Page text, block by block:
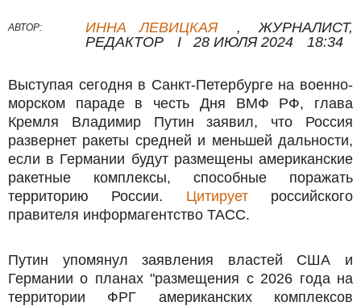
АВТОР: ИННА ЛЕВИЦКАЯ ,
ЖУРНАЛИСТ,
РЕДАКТОР
I 28 ИЮЛЯ 2024 18:34
Выступая сегодня в Санкт-Петербурге на военно-
морском параде в честь Дня ВМФ РФ, глава
Кремля Владимир Путин заявил, что Россия
развернет ракеты средней и меньшей дальности,
если в Германии будут размещены американские
ракетные комплексы, способные поражать
территорию России. Цитируетроссийского
правителя информагентство ТАСС.
Путин упомянул заявления властей США и
Германии о планах "размещения с 2026 года на
территории ФРГ американских комплексов